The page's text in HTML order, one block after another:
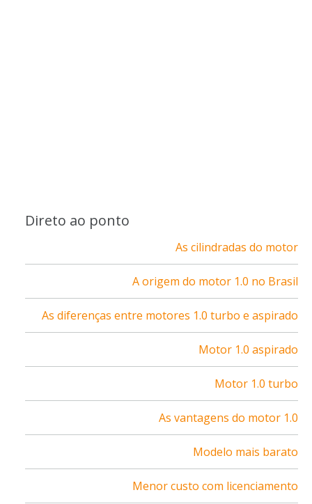
Direto ao ponto
As cilindradas do motor
A origem do motor 1.0 no Brasil
As diferenças entre motores 1.0 turbo e aspirado
Motor 1.0 aspirado
Motor 1.0 turbo
As vantagens do motor 1.0
Modelo mais barato
Menor custo com licenciamento